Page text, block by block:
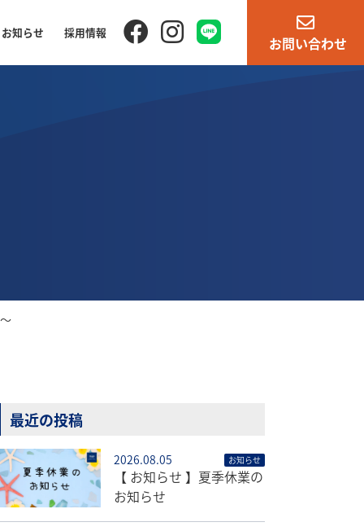
お知らせ 採用情報
お問い合わせ
最近の投稿
2026.08.05 お知らせ
【 お知らせ 】夏季休業の
お知らせ